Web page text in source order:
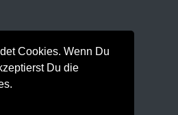
Cookies. Wenn Du
Du die